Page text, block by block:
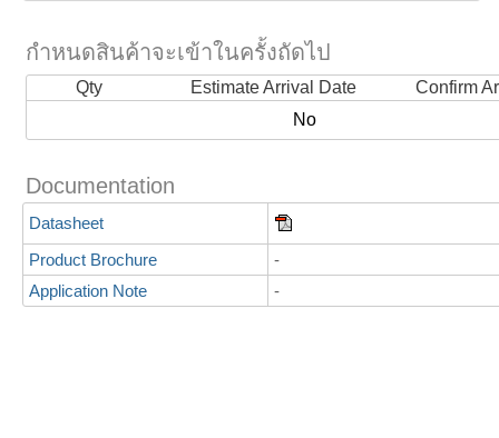
กำหนดสินค้าจะเข้าในครั้งถัดไป
Qty Estimate Arrival Date
Confirm
No
Documentation
Datasheet
Product Brochure
-
Application Note
-